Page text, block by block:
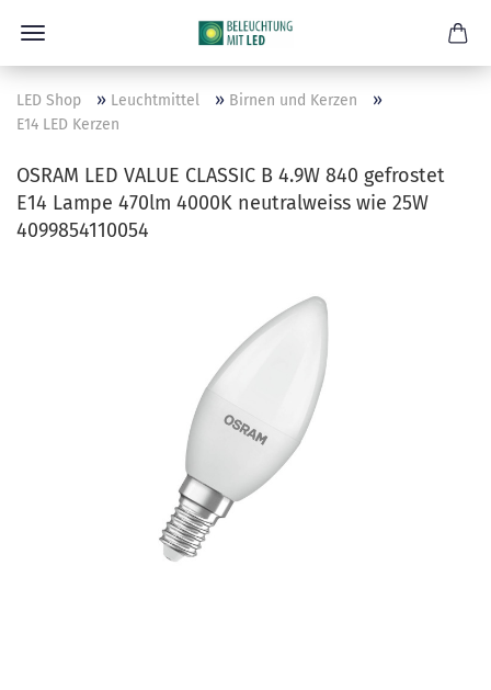
LED Shop » Leuchtmittel » Birnen und Kerzen »
E14 LED Kerzen
OSRAM LED VALUE CLASSIC B 4.9W 840 gefrostet
E14 Lampe 470lm 4000K neutralweiss wie 25W
4099854110054